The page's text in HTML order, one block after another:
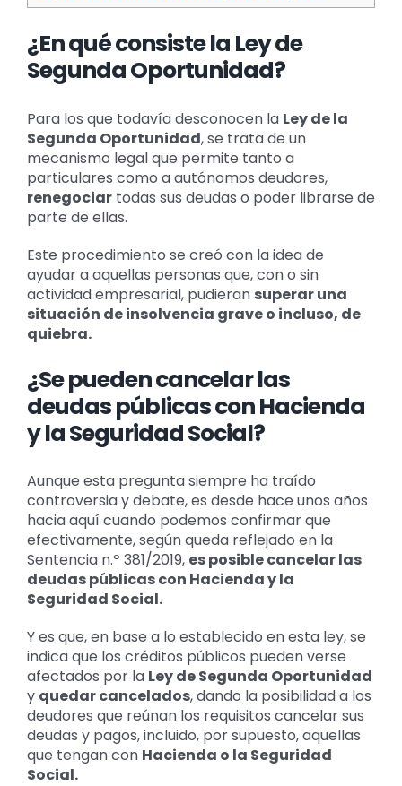
¿En qué consiste la Ley de
Segunda Oportunidad?
Para los que todavía desconocen la Ley de la
Segunda Oportunidad, se trata de un
mecanismo legal que permite tanto a
particulares como a autónomos deudores,
renegociartodas sus deudas o poder librarse de
parte de ellas.
Este procedimiento se creó con la idea de
ayudar a aquellas personas que, con o sin
actividad empresarial, pudieran superar una
situación de insolvencia grave o incluso, de
quiebra.
¿Se pueden cancelar las
deudas públicas con Hacienda
y la Seguridad Social?
Aunque esta pregunta siempre ha traído
controversia y debate, es desde hace unos años
hacia aquí cuando podemos confirmar que
efectivamente, según queda reflejado en la
Sentencia n.º 381/2019, es posible cancelar las
deudas públicas con Hacienda y la
Seguridad Social.
Y es que, en base a lo establecido en esta ley, se
indica que los créditos públicos pueden verse
afectados por la Ley de Segunda Oportunidad
y quedar cancelados, dando la posibilidad a los
deudores que reúnan los requisitos cancelar sus
deudas y pagos, incluido, por supuesto, aquellas
que tengan con Hacienda o la Seguridad
Social.